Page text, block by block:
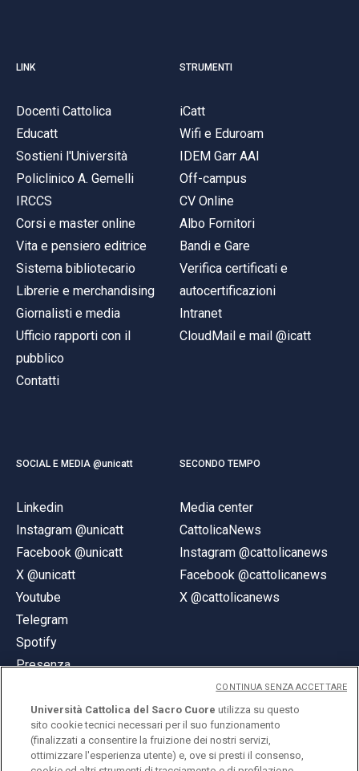
LINK
Docenti Cattolica
Educatt
Sostieni l'Università
Policlinico A. Gemelli
IRCCS
Corsi e master online
Vita e pensiero editrice
Sistema bibliotecario
Librerie e merchandising
Giornalisti e media
Ufficio rapporti con il
pubblico
Contatti
STRUMENTI
iCatt
Wifi e Eduroam
IDEM Garr AAI
Off-campus
CV Online
Albo Fornitori
Bandi e Gare
Verifica certificati e
autocertificazioni
Intranet
CloudMail e mail @icatt
SOCIAL E MEDIA @unicatt
Linkedin
Instagram @unicatt
Facebook @unicatt
X @unicatt
Youtube
Telegram
Spotify
Presenza
SECONDO TEMPO
Media center
CattolicaNews
Instagram @cattolicanews
Facebook @cattolicanews
X @cattolicanews
© Università Cattolica del Sacro Cuore
Università Cattolica del Sacro Cuore utilizza su questo
sito cookie tecnici necessari per il suo funzionamento
(finalizzati a consentire la fruizione dei nostri servizi,
ottimizzare l'esperienza utente) e, ove si presti il consenso,
CONTINUA SENZA ACCETTARE